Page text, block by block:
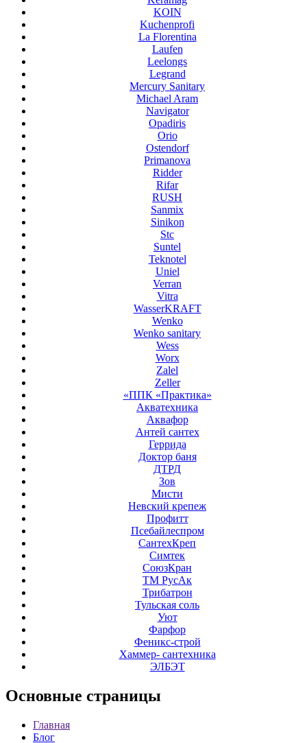
KOIN
Kuchenprofi
La Florentina
Laufen
Leelongs
Legrand
Mercury Sanitary
Michael Aram
Navigator
Opadiris
Orio
Ostendorf
Primanova
Ridder
Rifar
RUSH
Sanmix
Sinikon
Stc
Suntel
Teknotel
Uniel
Verran
Vitra
WasserKRAFT
Wenko
Wenko sanitary
Wess
Worx
Zalel
Zeller
«ППК «Практика»
Акватехника
Аквафор
Антей сантех
Геррида
Доктор баня
ДТРД
Зов
Мисти
Невский крепеж
Профитт
Псебайлеспром
СантехКреп
Симтек
СоюзКран
ТМ РусАк
Трибатрон
Тульская соль
Уют
Фарфор
Феникс-строй
Хаммер- сантехника
ЭЛБЭТ
Основные страницы
Главная
Блог